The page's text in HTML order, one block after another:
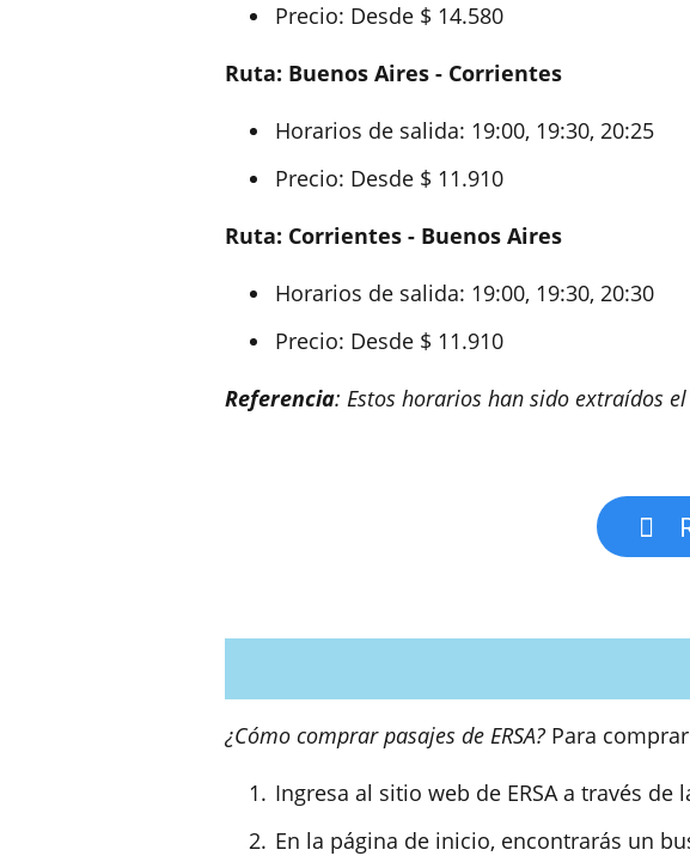
Precio: Desde $ 14.580
Ruta: Buenos Aires - Corrientes
Horarios de salida: 19:00, 19:30, 20:25
Precio: Desde $ 11.910
Ruta: Corrientes - Buenos Aires
Horarios de salida: 19:00, 19:30, 20:30
Precio: Desde $ 11.910
Referencia: Estos horarios han sido extraídos
¿Cómo comprar pasajes de ERSA? Para
Ingresa al sitio web de ERSA a través de
En la página de inicio, encontrarás un